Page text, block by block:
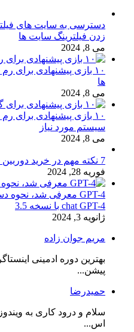
دسترسی به سایت های
زدن فیلترینگ سایت ها
می 8, 2024
ها
می 8, 2024
سیستم مورد نیاز
می 8, 2024
7 نکته مهم در خرید دوربین مداربسته + راهنمای خرید
فوریه 28, 2024
chat GPT-4 با نسخه 3.5
ژانویه 3, 2024
مریم جوان زاده
بهترین دوره ادمینی
پیشن...
حمیدرضا
سلام و درود کاری به
اس...